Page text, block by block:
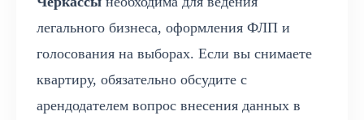
легального бизнеса, оформления ФЛП и
голосования на выборах. Если вы снимаете
квартиру, обязательно обсудите с
арендодателем вопрос внесения данных в